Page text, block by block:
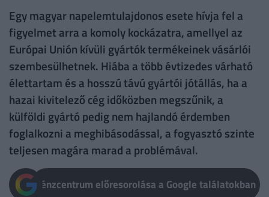
Egy magyar napelemtulajdonos esete hívja fel a
figyelmet arra a komoly kockázatra, amellyel az
Európai Unión kívüli gyártók termékeinek vásárlói
szembesülhetnek. Hiába a több évtizedes várható
élettartam és a hosszú távú gyártói jótállás, ha a
hazai kivitelező cég időközben megszűnik, a
külföldi gyártó pedig nem hajlandó érdemben
foglalkozni a meghibásodással, a fogyasztó szinte
teljesen magára marad a problémával.
Pénzcentrum előresorolása a Google találatokban